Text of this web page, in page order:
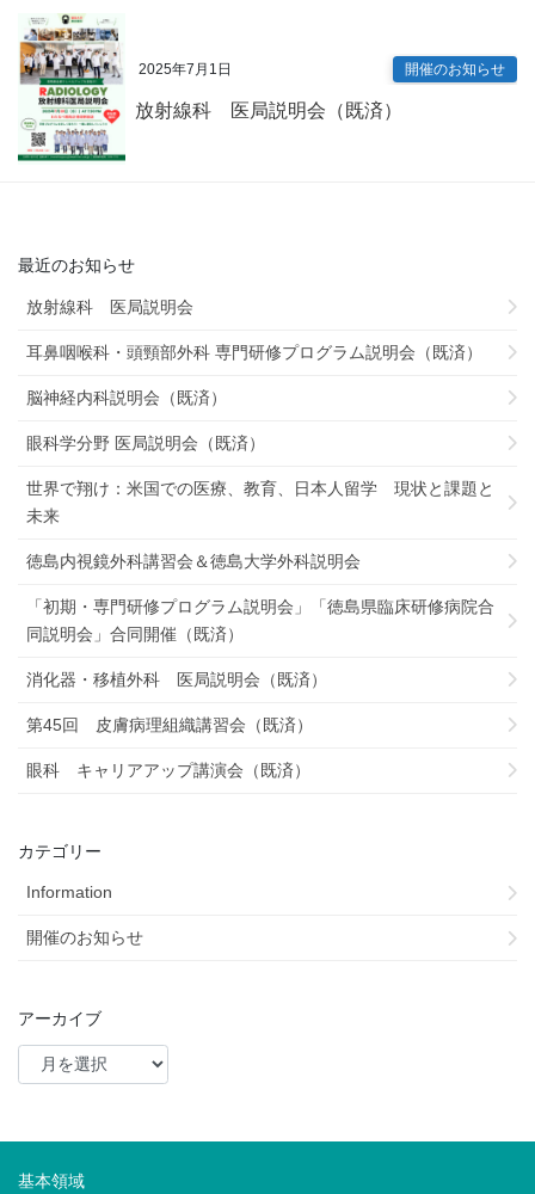
2025年7月1日 開催のお知らせ
放射線科 医局説明会（既済）
最近のお知らせ
放射線科 医局説明会
耳鼻咽喉科・頭頸部外科 専門研修プログラム説明会（既済）
脳神経内科説明会（既済）
眼科学分野 医局説明会（既済）
世界で翔け：米国での医療、教育、日本人留学 現状と課題と
未来
徳島内視鏡外科講習会＆徳島大学外科説明会
「初期・専門研修プログラム説明会」「徳島県臨床研修病院合
同説明会」合同開催（既済）
消化器・移植外科 医局説明会（既済）
第45回 皮膚病理組織講習会（既済）
眼科 キャリアアップ講演会（既済）
カテゴリー
Information
開催のお知らせ
アーカイブ
基本領域